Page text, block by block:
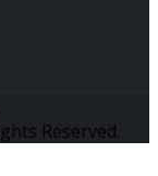
Reserved.